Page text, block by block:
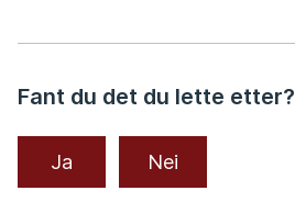
Fant du det du lette etter?
Ja Nei